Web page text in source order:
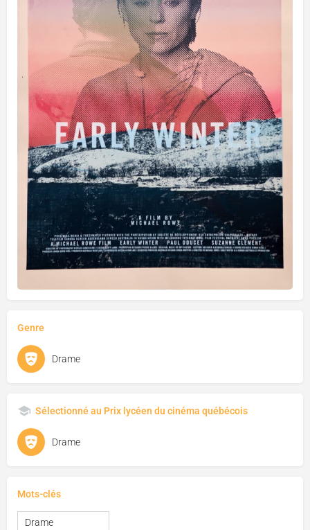
Genre
Drame
Sélectionné au Prix lycéen du cinéma québécois
Drame
Mots-clés
Drame